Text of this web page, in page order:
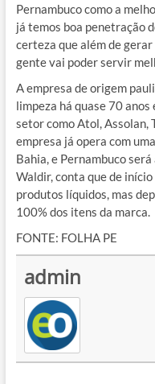
Pernambuco como a
já temos boa penetração
certeza que além de
gente vai poder servir
A empresa de origem
limpeza há quase 70
setor como Atol, Assolan,
empresa já opera com
Bahia, e Pernambuco
Waldir, conta que de
produtos líquidos, mas
100% dos itens da marca.
FONTE: FOLHA PE
admin